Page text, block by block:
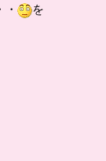
・ を